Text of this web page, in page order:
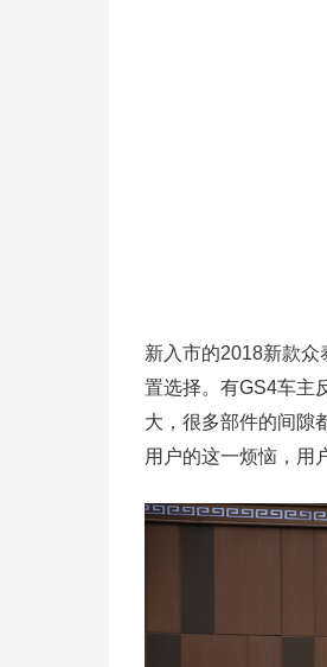
新入市的2018新款
置选择。有GS4车主
大，很多部件的间隙
用户的这一烦恼，用